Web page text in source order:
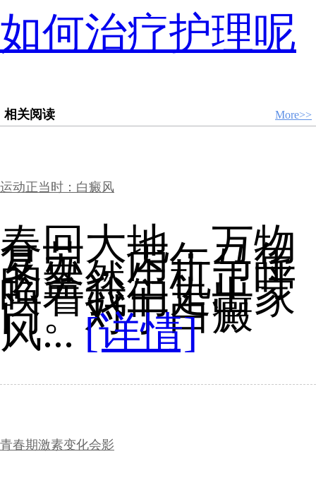
如何治疗护理呢
相关阅读 More>>
运动正当时：白癜风
春回大地，万物
复苏，丙午马年
的盎然生机正呼
唤着我们走出家
门。对于白癜
风...[详情]
青春期激素变化会影